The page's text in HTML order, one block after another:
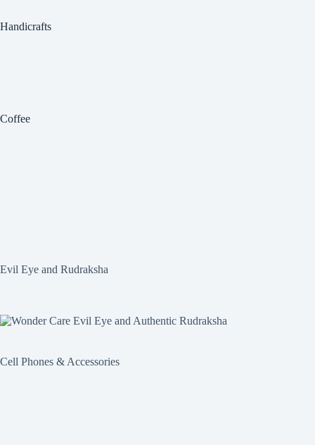
Handicrafts
Coffee
Evil Eye and Rudraksha
Cell Phones & Accessories